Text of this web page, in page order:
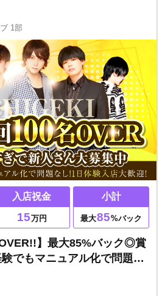
1部
入店祝金
15万円
小計
最大85%バック
OVER!!】最大85%バック◎賞
でもマニュアル化で問題な
にするお店で働きやすさト